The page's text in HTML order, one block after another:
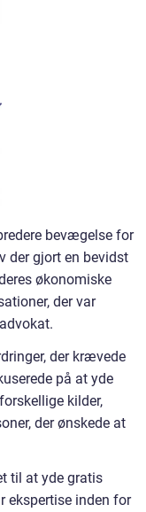
bevægelse for
der gjort en bevidst
økonomiske
der var
der krævede
på at yde
kilder,
der ønskede at
til at yde gratis
ekspertise inden for